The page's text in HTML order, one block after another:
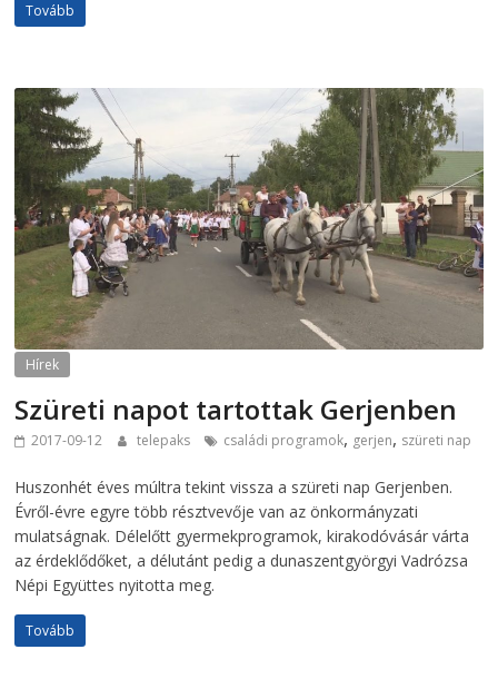
Tovább
Hírek
Szüreti napot tartottak Gerjenben
2017-09-12 telepaks családi programok, gerjen, szüreti nap
Huszonhét éves múltra tekint vissza a szüreti nap Gerjenben.
Évről-évre egyre több résztvevője van az önkormányzati
mulatságnak. Délelőtt gyermekprogramok, kirakodóvásár várta
az érdeklődőket, a délutánt pedig a dunaszentgyörgyi Vadrózsa
Népi Együttes nyitotta meg.
Tovább